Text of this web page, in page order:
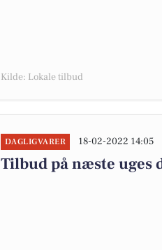
Kilde: Lokale tilbud
DAGLIGVARER 18-02-2022 14:05
Tilbud på næste uges